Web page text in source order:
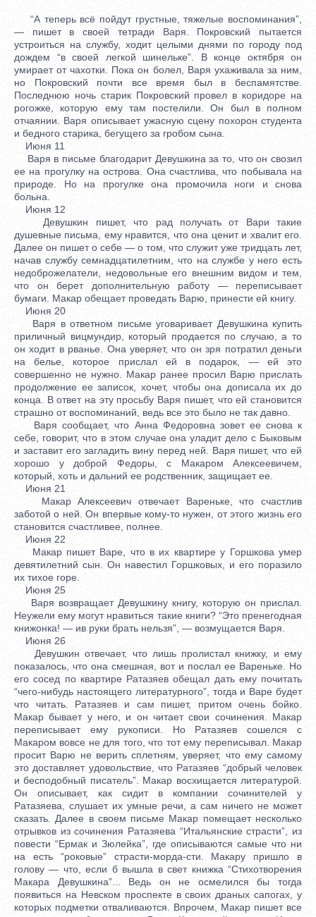
“А теперь всё пойдут грустные, тяжелые воспоминания”,
— пишет в своей тетради Варя. Покровский пытается
устроиться на службу, ходит целыми днями по городу под
дождем “в своей легкой шинельке”. В конце октября он
умирает от чахотки. Пока он болел, Варя ухаживала за ним,
но Покровский почти все время был в беспамятстве.
Последнюю ночь старик Покровский провел в коридоре на
рогожке, которую ему там постелили. Он был в полном
отчаянии. Варя описывает ужасную сцену похорон студента
и бедного старика, бегущего за гробом сына.
Июня 11
Варя в письме благодарит Девушкина за то, что он свозил
ее на прогулку на острова. Она счастлива, что побывала на
природе. Но на прогулке она промочила ноги и снова
больна.
Июня 12
Девушкин пишет, что рад получать от Вари такие
душевные письма, ему нравится, что она ценит и хвалит его.
Далее он пишет о себе — о том, что служит уже тридцать лет,
начав службу семнадцатилетним, что на службе у него есть
недоброжелатели, недовольные его внешним видом и тем,
что он берет дополнительную работу — переписывает
бумаги. Макар обещает проведать Варю, принести ей книгу.
Июня 20
Варя в ответном письме уговаривает Девушкина купить
приличный вицмундир, который продается по случаю, а то
он ходит в рванье. Она уверяет, что он зря потратил деньги
на белье, которое прислал ей в подарок, — ей это
совершенно не нужно. Макар ранее просил Варю прислать
продолжение ее записок, хочет, чтобы она дописала их до
конца. В ответ на эту просьбу Варя пишет, что ей становится
страшно от воспоминаний, ведь все это было не так давно.
Варя сообщает, что Анна Федоровна зовет ее снова к
себе, говорит, что в этом случае она уладит дело с Быковым
и заставит его загладить вину перед ней. Варя пишет, что ей
хорошо у доброй Федоры, с Макаром Алексеевичем,
который, хоть и дальний ее родственник, защищает ее.
Июня 21
Макар Алексеевич отвечает Вареньке, что счастлив
заботой о ней. Он впервые кому-то нужен, от этого жизнь его
становится счастливее, полнее.
Июня 22
Макар пишет Варе, что в их квартире у Горшкова умер
девятилетний сын. Он навестил Горшковых, и его поразило
их тихое горе.
Июня 25
Варя возвращает Девушкину книгу, которую он прислал.
Неужели ему могут нравиться такие книги? “Это пренегодная
книжонка! — ив руки брать нельзя”, — возмущается Варя.
Июня 26
Девушкин отвечает, что лишь пролистал книжку, и ему
показалось, что она смешная, вот и послал ее Вареньке. Но
его сосед по квартире Ратазяев обещал дать ему почитать
“чего-нибудь настоящего литературного”, тогда и Варе будет
что читать. Ратазяев и сам пишет, притом очень бойко.
Макар бывает у него, и он читает свои сочинения. Макар
переписывает ему рукописи. Но Ратазяев сошелся с
Макаром вовсе не для того, что тот ему переписывал. Макар
просит Варю не верить сплетням, уверяет, что ему самому
это доставляет удовольствие, что Ратазяев “добрый человек
и бесподобный писатель”. Макар восхищается литературой.
Он описывает, как сидит в компании сочинителей у
Ратазяева, слушает их умные речи, а сам ничего не может
сказать. Далее в своем письме Макар помещает несколько
отрывков из сочинения Ратазяева “Итальянские страсти”, из
повести “Ермак и Зюлейка”, где описываются самые что ни
на есть “роковые” страсти-морда-сти. Макару пришло в
голову — что, если б вышла в свет книжка “Стихотворения
Макара Девушкина”... Ведь он не осмелился бы тогда
появиться на Невском проспекте в своих драных сапогах, у
которых подметки отваливаются. Впрочем, Макар пишет все